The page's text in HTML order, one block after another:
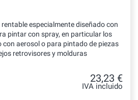
especialmente diseñado con
pintar con spray, en particular los
aerosol o para pintado de piezas
retrovisores y molduras
23,23 €
IVA incluido